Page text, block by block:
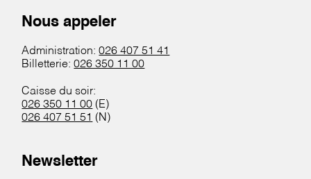
Nous appeler
Administration:026 407 51 41
Billetterie:026 350 11 00
Caisse du soir:
026 350 11 00 (E)
026 407 51 51 (N)
Newsletter